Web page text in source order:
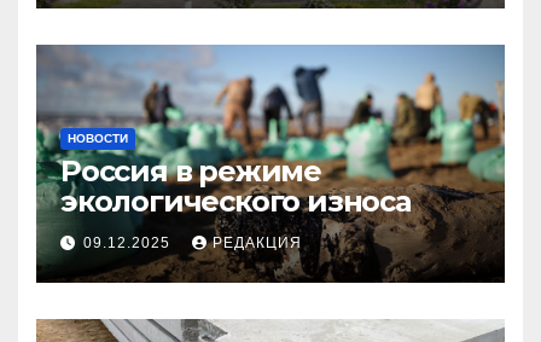
НОВОСТИ
Россия в режиме
экологического износа
09.12.2025 РЕДАКЦИЯ